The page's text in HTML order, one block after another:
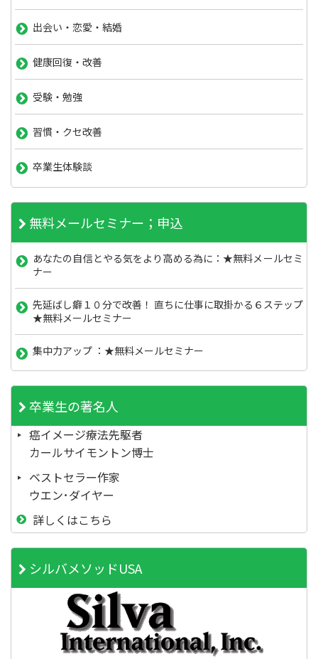
出会い・恋愛・結婚
健康回復・改善
受験・勉強
習慣・クセ改善
卒業生体験談
無料メールセミナー；申込
あなたの自信とやる気をより高める為に：★無料メールセミ
ナー
先延ばし癖１０分で改善！ 直ちに仕事に取掛かる６ステップ
★無料メールセミナー
集中力アップ ：★無料メールセミナー
卒業生の著名人
癌イメージ療法先駆者
カールサイモントン博士
ベストセラー作家
ウエン･ダイヤー
詳しくはこちら
シルバメソッドUSA